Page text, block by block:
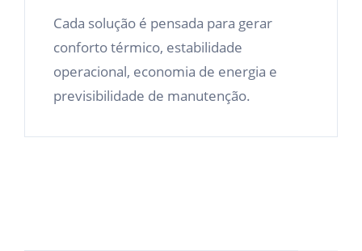
Cada solução é pensada para gerar
conforto térmico, estabilidade
operacional, economia de energia e
previsibilidade de manutenção.